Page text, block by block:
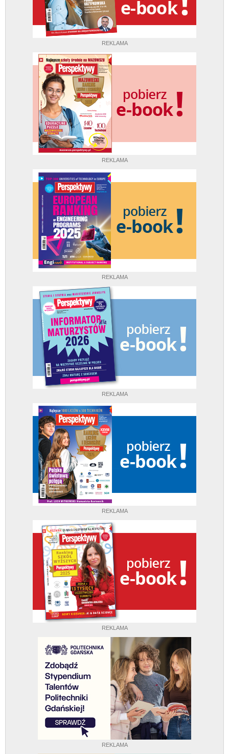
REKLAMA
REKLAMA
REKLAMA
REKLAMA
REKLAMA
REKLAMA
REKLAMA